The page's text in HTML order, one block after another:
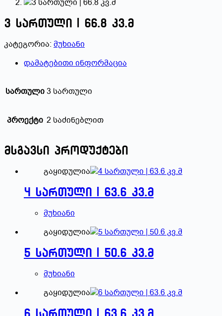
3 სართული | 66.8 კვ.მ
კატეგორია: მუხიანი
დამატებითი ინფორმაცია
სართული3 სართული
პროექტი 2 საძინებლით
მსგავსი პროდუქტები
გაყიდულია
4 სართული | 63.6 კვ.მ
მუხიანი
გაყიდულია
5 სართული | 50.6 კვ.მ
მუხიანი
გაყიდულია
6 სართული | 63.6 კვ.მ